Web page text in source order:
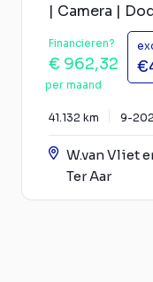
| Camera |
Financieren?
€ 962,32
per maand
41.132 km 9-
W.van Vliet
Ter Aar